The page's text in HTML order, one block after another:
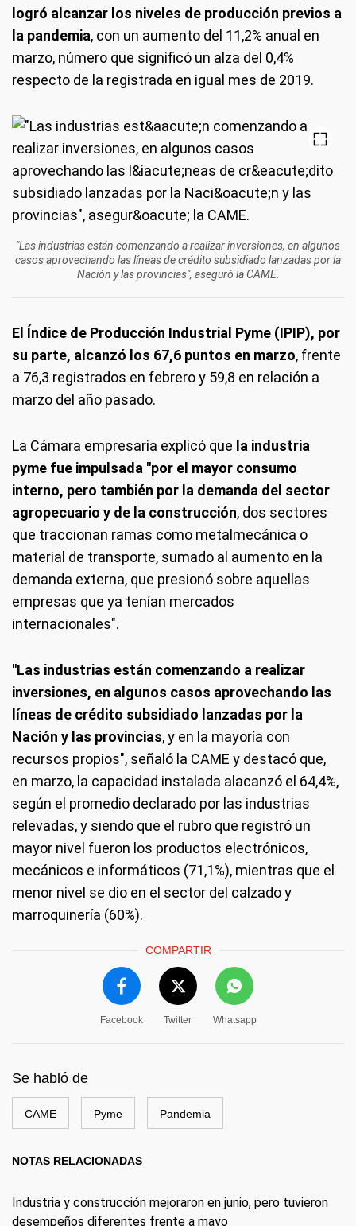
logró alcanzar los niveles de producción previos a
la pandemia, con un aumento del 11,2% anual en
marzo, número que significó un alza del 0,4%
respecto de la registrada en igual mes de 2019.
"Las industrias están comenzando a realizar inversiones, en algunos
casos aprovechando las líneas de crédito subsidiado lanzadas por la
Nación y las provincias", aseguró la CAME.
El Índice de Producción Industrial Pyme (IPIP), por
su parte, alcanzó los 67,6 puntos en marzo, frente
a 76,3 registrados en febrero y 59,8 en relación a
marzo del año pasado.
La Cámara empresaria explicó que la industria
pyme fue impulsada "por el mayor consumo
interno, pero también por la demanda del sector
agropecuario y de la construcción, dos sectores
que traccionan ramas como metalmecánica o
material de transporte, sumado al aumento en la
demanda externa, que presionó sobre aquellas
empresas que ya tenían mercados
internacionales".
"Las industrias están comenzando a realizar
inversiones, en algunos casos aprovechando las
líneas de crédito subsidiado lanzadas por la
Nación y las provincias, y en la mayoría con
recursos propios", señaló la CAME y destacó que,
en marzo, la capacidad instalada alacanzó el 64,4%,
según el promedio declarado por las industrias
relevadas, y siendo que el rubro que registró un
mayor nivel fueron los productos electrónicos,
mecánicos e informáticos (71,1%), mientras que el
menor nivel se dio en el sector del calzado y
marroquinería (60%).
COMPARTIR
Facebook Twitter Whatsapp
Se habló de
CAME Pyme Pandemia
NOTAS RELACIONADAS
Industria y construcción mejoraron en junio, pero tuvieron
desempeños diferentes frente a mayo